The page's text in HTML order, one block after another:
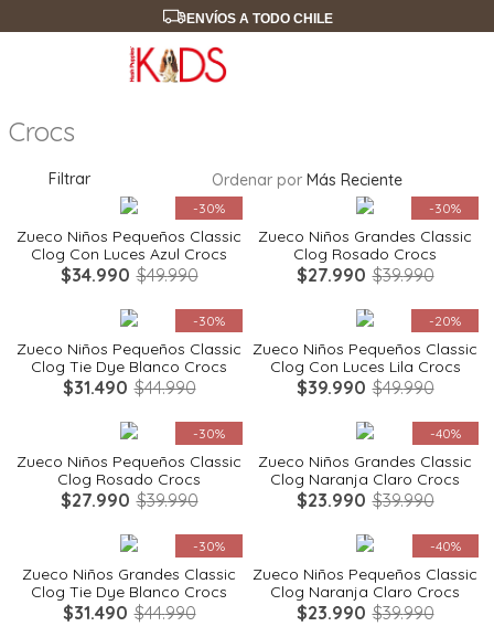
ENVÍOS A TODO CHILE
Crocs
Filtrar Ordenar por Más Reciente
-30%
Quickview
Zueco Niños Pequeños Classic
Clog Con Luces Azul Crocs
$34.990 $49.990
-30%
Quickview
Zueco Niños Grandes Classic
Clog Rosado Crocs
$27.990 $39.990
-30%
Quickview
Zueco Niños Pequeños Classic
Clog Tie Dye Blanco Crocs
$31.490 $44.990
-20%
Quickview
Zueco Niños Pequeños Classic
Clog Con Luces Lila Crocs
$39.990 $49.990
-30%
Quickview
Zueco Niños Pequeños Classic
Clog Rosado Crocs
$27.990 $39.990
-40%
Quickview
Zueco Niños Grandes Classic
Clog Naranja Claro Crocs
$23.990 $39.990
-30%
Quickview
Zueco Niños Grandes Classic
Clog Tie Dye Blanco Crocs
$31.490 $44.990
-40%
Quickview
Zueco Niños Pequeños Classic
Clog Naranja Claro Crocs
$23.990 $39.990